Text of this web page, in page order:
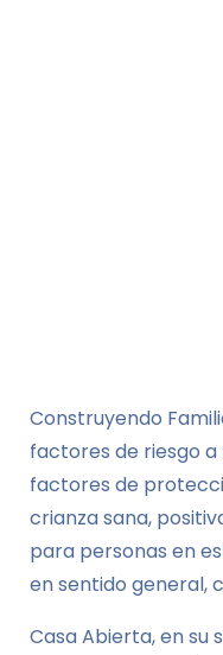
Construyendo
factores de riesgo
factores de
crianza sana,
para personas en
en sentido general,
Casa Abierta, en su